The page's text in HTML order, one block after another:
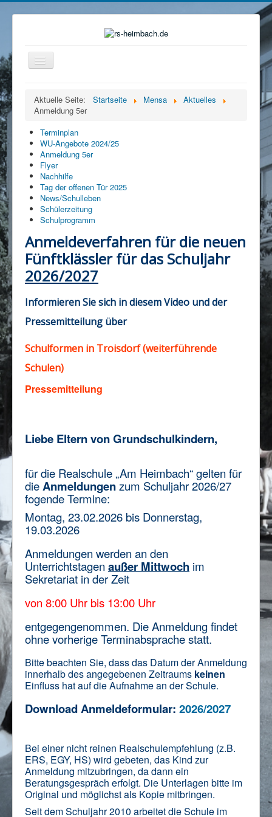
Navigation
an/aus
Organisation
Ganztag
Beratung
Eltern
Förderverein
Mensa
Kontakt
Impressum/Datenschutz
Aktuelle Seite: Startseite Mensa
Aktuelles
Anmeldung 5er
Terminplan
WU-Angebote 2024/25
Anmeldung 5er
Flyer
Nachhilfe
Tag der offenen Tür 2025
News/Schulleben
Schülerzeitung
Schulprogramm
Anmeldeverfahren für die neuen
Fünftklässler für das Schuljahr
2026/2027
Informieren Sie sich in diesem Video und der
Pressemitteilung über
Schulformen in Troisdorf (weiterführende
Schulen)
Pressemitteilung
Liebe Eltern von Grundschulkindern,
für die Realschule „Am Heimbach“ gelten für
dieAnmeldungenzum Schuljahr 2026/27
fogende Termine:
Montag, 23.02.2026 bis Donnerstag,
19.03.2026
Anmeldungen werden an den
Unterrichtstagen außer Mittwoch im
Sekretariat in der Zeit
von 8:00 Uhr bis 13:00 Uhr
entgegengenommen. Die Anmeldung findet
ohne vorherige Terminabsprache statt.
Bitte beachten Sie, dass das Datum der Anmeldung
innerhalb des angegebenen Zeitraums keinen
Einfluss hat auf die Aufnahme an der Schule.
DownloadAnmeldeformular: 2026/2027
Bei einer nicht reinen Realschulempfehlung (z.B.
ERS, EGY, HS) wird gebeten, das Kind zur
Anmeldung mitzubringen, da dann ein
Beratungsgespräch erfolgt. Die Unterlagen bitte im
Original und möglichst als Kopie mitbringen.
Seit dem Schuljahr 2010 arbeitet die Schule im